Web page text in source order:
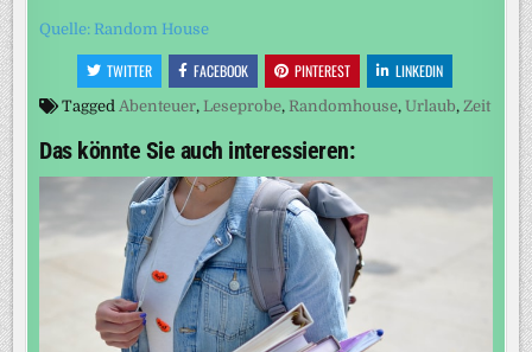
Quelle: Random House
TWITTER FACEBOOK PINTEREST LINKEDIN
Tagged Abenteuer, Leseprobe, Randomhouse,Urlaub, Zeit
Das könnte Sie auch interessieren: